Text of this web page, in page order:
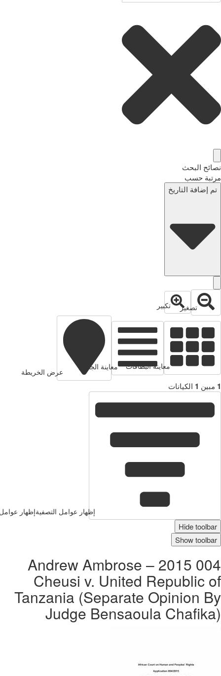
نصائح البحث
مرتبة حسب
تم إضافة التاريخ
تصغير تكبير
معاينة البطاقات معاينة الجدول
عرض الخريطة
1 مبين 1 الكيانات
إظهار عوامل التصفيةإظهار
Hide toolbar
Show toolbar
004 2015 – Andrew Ambrose
Cheusi v. United Republic of
Tanzania (Separate Opinion By
Judge Bensaoula Chafika)